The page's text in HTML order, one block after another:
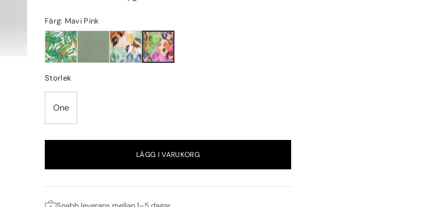
Färg: Mavi Pink
Storlek
One
LÄGG I VARUKORG